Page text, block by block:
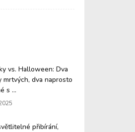
vs. Halloween: Dva
mrtvých, dva naprosto
s ...
přibírání,